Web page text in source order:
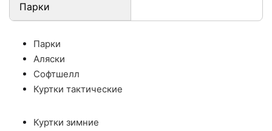
Парки
Парки
Аляски
Софтшелл
Куртки тактические
Куртки зимние